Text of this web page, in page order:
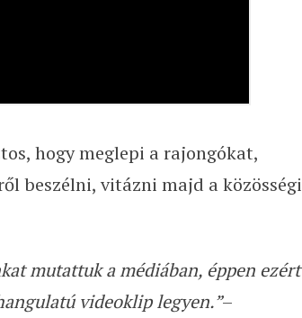
hogy meglepi a rajongókat,
beszélni, vitázni majd a közösségi
mutattuk a médiában, éppen ezért
videoklip legyen.”–